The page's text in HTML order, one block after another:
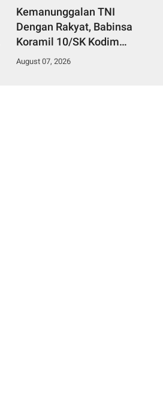
Kemanunggalan TNI
Dengan Rakyat, Babinsa
Koramil 10/SK Kodim
0208/Asahan Bantu (Cor)
August 07, 2026